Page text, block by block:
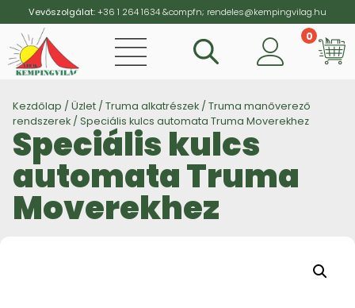
Vevőszolgálat:+36 1 264 1634&compfn; rendeles@kempingvilag.hu
0
Kezdőlap / Üzlet / Truma alkatrészek / Truma manőverező
rendszerek / Speciális kulcs automata Truma Moverekhez
Speciális kulcs
automata Truma
Moverekhez